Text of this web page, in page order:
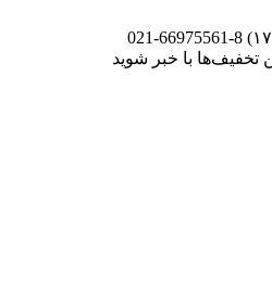
تخفیف‌ها با خبر شوید